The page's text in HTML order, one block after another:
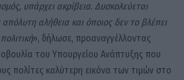
υπάρχει ακρίβεια. Δυσκολεύεται
απόλυτη αλήθεια και όποιος δεν το βλέπει
», δήλωσε, προαναγγέλλοντας
του Υπουργείου Ανάπτυξης που
πολίτες καλύτερη εικόνα των τιμών στο